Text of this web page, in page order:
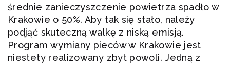
średnie zanieczyszczenie powietrza spadło w
Krakowie o 50%. Aby tak się stało, należy
podjąć skuteczną walkę z niską emisją.
Program wymiany pieców w Krakowie jest
niestety realizowany zbyt powoli. Jedną z